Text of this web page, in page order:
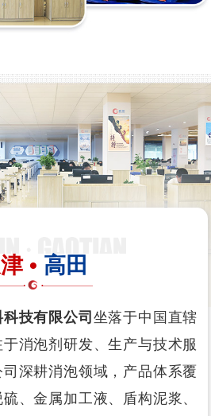
• 高田
技有限公司 坐落于中国直辖
消泡剂研发、生产与技术服
深耕消泡领域，产品体系覆
、金属加工液、盾构泥浆、